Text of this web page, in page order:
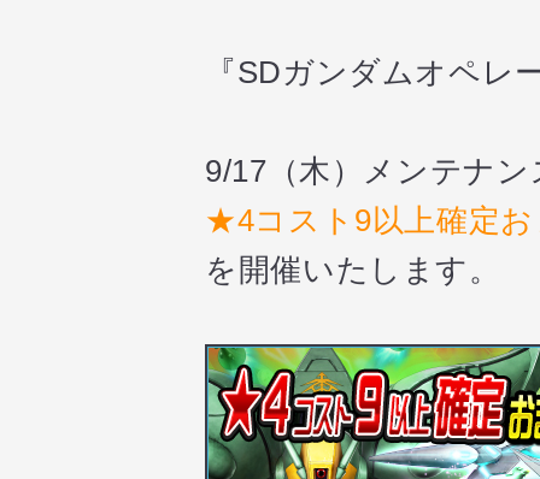
『SDガンダムオペレ
9/17（木）メンテナ
★4コスト9以上確定
を開催いたします。